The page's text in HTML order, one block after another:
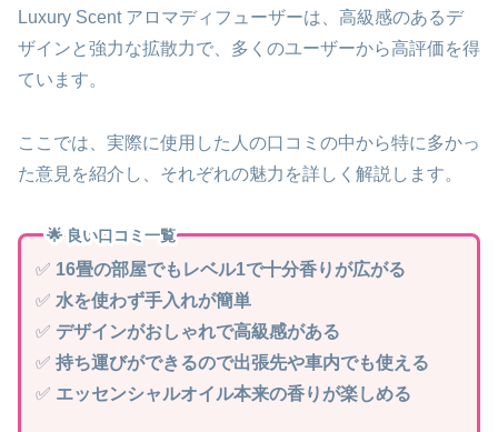
Luxury Scent アロマディフューザーは、高級感のあるデ
ザインと強力な拡散力で、多くのユーザーから高評価を得
ています。
ここでは、実際に使用した人の口コミの中から特に多かっ
た意見を紹介し、それぞれの魅力を詳しく解説します。
🌟 良い口コミ一覧
✅ 16畳の部屋でもレベル1で十分香りが広がる
✅ 水を使わず手入れが簡単
✅ デザインがおしゃれで高級感がある
✅ 持ち運びができるので出張先や車内でも使える
✅ エッセンシャルオイル本来の香りが楽しめる